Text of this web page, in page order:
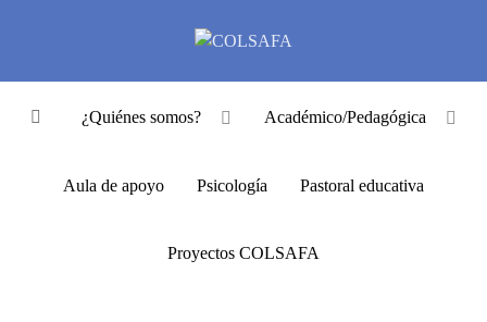
¿Quiénes somos? Académico/Pedagógica
Aula de apoyo Psicología Pastoral educativa
Proyectos COLSAFA